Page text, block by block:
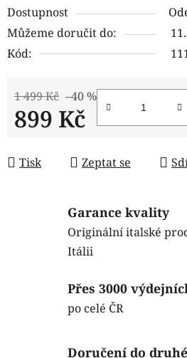
Dostupnost
Můžeme doručit do:
Kód:
1 499 Kč –40 %
899 Kč
Tisk Zeptat se
Garance kvality
Originální italské
Itálii
Přes 3000
po celé ČR
Doručení do